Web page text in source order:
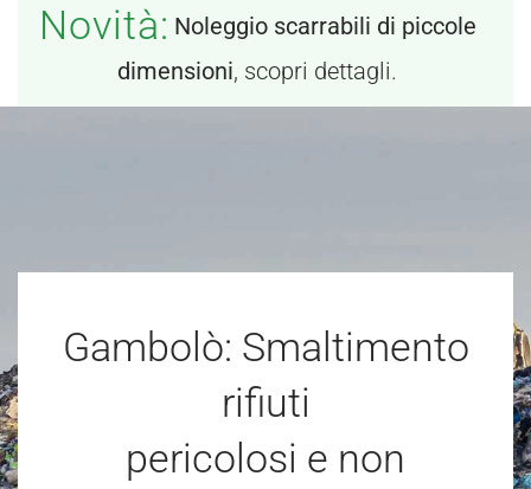
Novità: Noleggio scarrabili di piccole
dimensioni, scopri dettagli.
Gambolò: Smaltimento
rifiuti
pericolosi e non